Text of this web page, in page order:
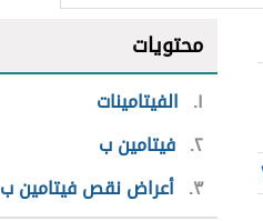
محتويات
١ الفيتامينات
٢ فيتامين ب
٣ أعراض نقص فيتامين ب